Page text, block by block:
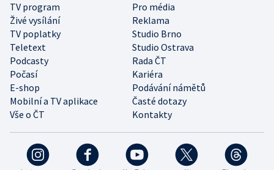
TV program
Pro média
Živé vysílání
Reklama
TV poplatky
Studio Brno
Teletext
Studio Ostrava
Podcasty
Rada ČT
Počasí
Kariéra
E-shop
Podávání námětů
Mobilní a TV aplikace
Časté dotazy
Vše o ČT
Kontakty